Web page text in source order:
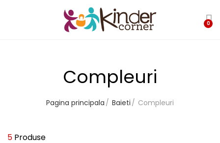
0
Compleuri
Pagina principala Baieti Compleuri
5 Produse